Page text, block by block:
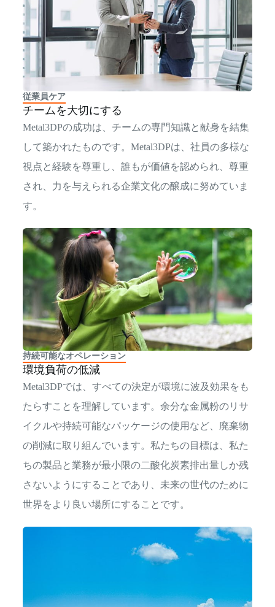
従業員ケア
チームを大切にする
Metal3DPの成功は、チームの専門知識と献身を結集
して築かれたものです。Metal3DPは、社員の多様な
視点と経験を尊重し、誰もが価値を認められ、尊重
され、力を与えられる企業文化の醸成に努めていま
す。
持続可能なオペレーション
環境負荷の低減
Metal3DPでは、すべての決定が環境に波及効果をも
たらすことを理解しています。余分な金属粉のリサ
イクルや持続可能なパッケージの使用など、廃棄物
の削減に取り組んでいます。私たちの目標は、私た
ちの製品と業務が最小限の二酸化炭素排出量しか残
さないようにすることであり、未来の世代のために
世界をより良い場所にすることです。